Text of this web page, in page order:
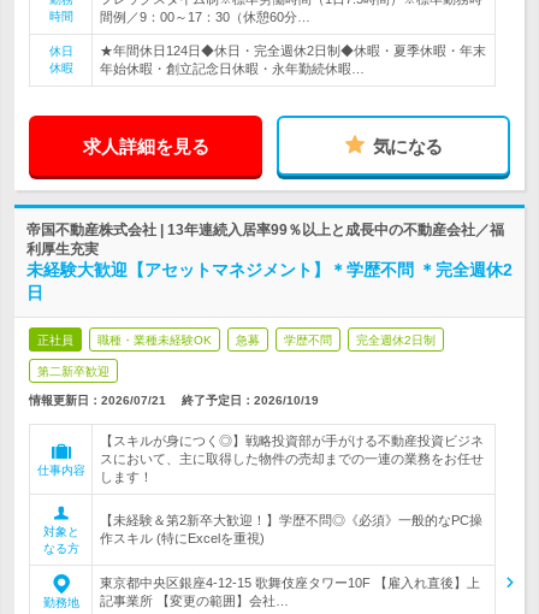
時間
間例／9：00～17：30（休憩60分…
休日
休暇
★年間休日124日◆休日・完全週休2日制◆休暇・夏季休暇・年末
年始休暇・創立記念日休暇・永年勤続休暇…
求人詳細を見る 気になる
帝国不動産株式会社 | 13年連続入居率99％以上と成長中の不動産会社／福
利厚生充実
未経験大歓迎【アセットマネジメント】＊学歴不問 ＊完全週休2
日
正社員 職種・業種未経験OK 急募 学歴不問 完全週休2日制
第二新卒歓迎
情報更新日：2026/07/21 終了予定日： 2026/10/19
仕事内容
【スキルが身につく◎】戦略投資部が手がける不動産投資ビジネ
スにおいて、主に取得した物件の売却までの一連の業務をお任せ
します！
対象と
なる方
【未経験＆第2新卒大歓迎！】学歴不問◎《必須》一般的なPC操
作スキル (特にExcelを重視)
勤務地
東京都中央区銀座4-12-15 歌舞伎座タワー10F 【雇入れ直後】上
記事業所 【変更の範囲】会社…